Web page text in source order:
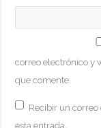
correo electrónico y
que comente.
Recibir un
esta entrada.